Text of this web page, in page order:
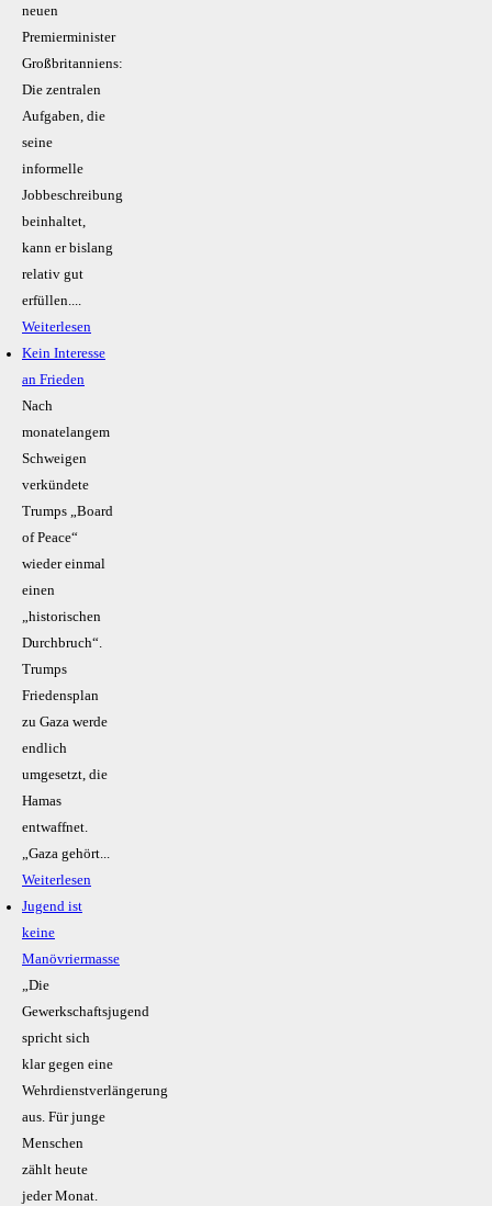
neuen
Premierminister
Großbritanniens:
Die zentralen
Aufgaben, die
seine
informelle
Jobbeschreibung
beinhaltet,
kann er bislang
relativ gut
erfüllen....
Weiterlesen
Kein Inte­resse
an Frieden
Nach
monatelangem
Schweigen
verkündete
Trumps „Board
of Peace“
wieder einmal
einen
„historischen
Durchbruch“.
Trumps
Friedensplan
zu Gaza werde
endlich
umgesetzt, die
Hamas
entwaffnet.
„Gaza gehört...
Weiterlesen
Jugend ist
keine
Manövriermasse
„Die
Gewerkschaftsjugend
spricht sich
klar gegen eine
Wehrdienstverlängerung
aus. Für junge
Menschen
zählt heute
jeder Monat.